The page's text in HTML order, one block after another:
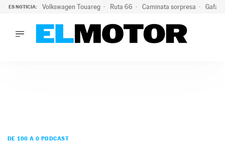
ES NOTICIA: Volkswagen Touareg Ruta 66 Caminata sorpresa Gafas
PODCAST
DE 100 A 0 PODCAST